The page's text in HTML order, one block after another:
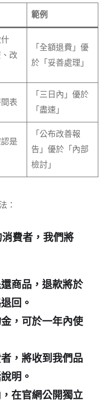
範例
改
「全額退費」優
於「妥善處理」
表
「三日內」優於
「盡速」
是
「公布改善報
告」優於「內部
檢討」
：
消費者，我們將
商品，退款將於
回。
，可於一年內使
，將收到我們品
明。
在官網公開獨立